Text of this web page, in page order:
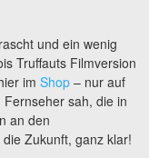
und ein wenig
Truffauts Filmversion
im Shop – nur auf
sah, die in
an den
die Zukunft, ganz klar!